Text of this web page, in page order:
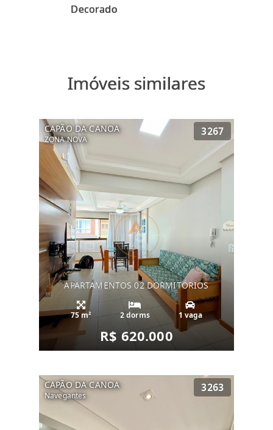
Imóveis similares
CAPÃO DA CANOA
ZONA NOVA
3267
APARTAMENTOS 02 DORMITÓRIOS
75 m² 2 dorms 1 vaga
R$ 620.000
CAPÃO DA CANOA
Navegantes
3263